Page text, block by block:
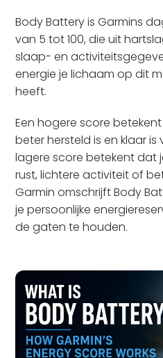
Body Battery is Garmins
van 5 tot 100, die uit
slaap- en
energie je lichaam op dit
heeft.
Een hogere score
beter hersteld is en klaar is
lagere score betekent dat
rust, lichtere activiteit of
Garmin omschrijft Body
je persoonlijke
de gaten te houden.